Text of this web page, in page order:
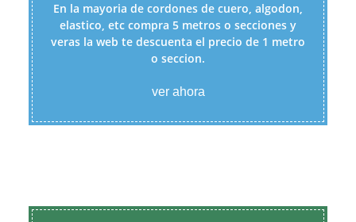
En la mayoria de cordones de cuero, algodon,
elastico, etc compra 5 metros o secciones y
veras la web te descuenta el precio de 1 metro
o seccion.
ver ahora